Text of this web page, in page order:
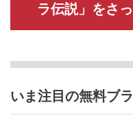
ラ伝説」をさ
いま注目の無料ブ